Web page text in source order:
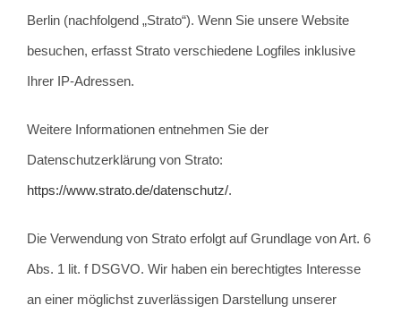
Berlin (nachfolgend „Strato“). Wenn Sie unsere Website
besuchen, erfasst Strato verschiedene Logfiles inklusive
Ihrer IP-Adressen.
Weitere Informationen entnehmen Sie der
Datenschutzerklärung von Strato:
https://www.strato.de/datenschutz/.
Die Verwendung von Strato erfolgt auf Grundlage von Art. 6
Abs. 1 lit. f DSGVO. Wir haben ein berechtigtes Interesse
an einer möglichst zuverlässigen Darstellung unserer